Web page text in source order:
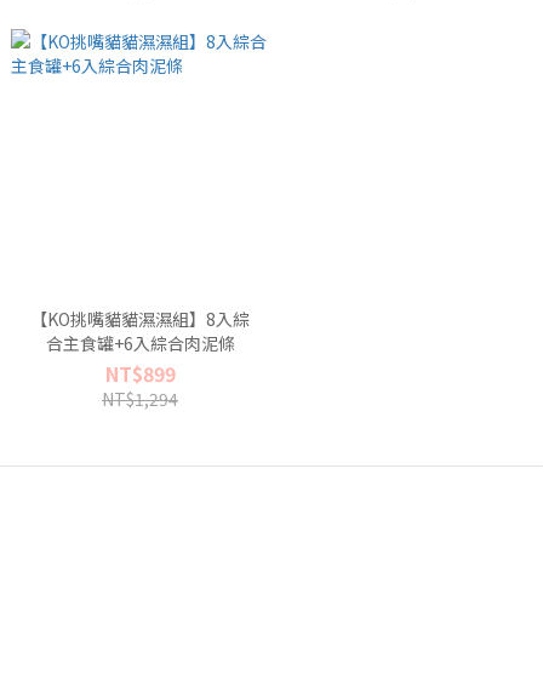
【KO挑嘴貓貓濕濕組】8入綜
合主食罐+6入綜合肉泥條
NT$899
NT$1,294